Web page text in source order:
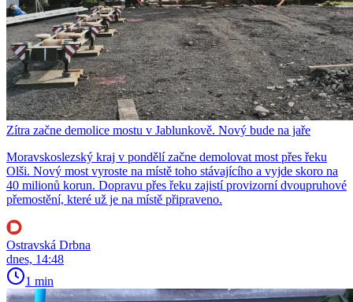
Zítra začne demolice mostu v Jablunkově. Nový bude na jaře
Moravskoslezský kraj v pondělí začne demolovat most přes řeku
Olši. Nový most vyroste na místě toho stávajícího a vyjde skoro na
40 milionů korun. Dopravu přes řeku zajistí provizorní dvoupruhové
přemostění, které už je na místě připraveno.
Ostravská Drbna
dnes, 14:48
1 min